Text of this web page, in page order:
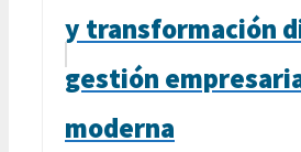
y transformación
gestión
moderna